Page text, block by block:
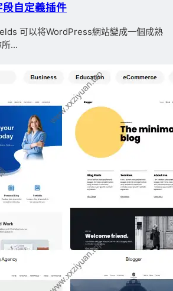
自定義插件
可以将WordPress網站變成一個成熟
...